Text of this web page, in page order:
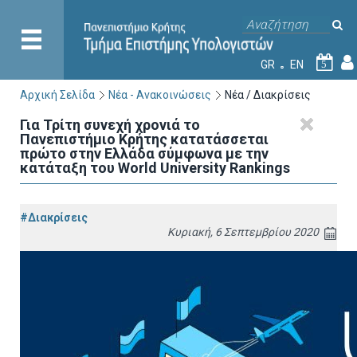
GR EN 5
Αρχική Σελίδα Νέα - Ανακοινώσεις Νέα / Διακρίσεις
Για Τρίτη συνεχή χρονιά το
Πανεπιστήμιο Κρήτης κατατάσσεται
πρώτο στην Ελλάδα σύμφωνα με την
κατάταξη του World University Rankings
#Διακρίσεις
Κυριακή, 6 Σεπτεμβρίου 2020